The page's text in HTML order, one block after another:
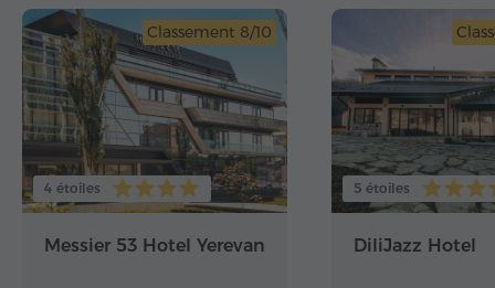
Classement 8/10
4 étoiles
Messier 53 Hotel Yerevan
5 étoiles
DiliJazz Hotel